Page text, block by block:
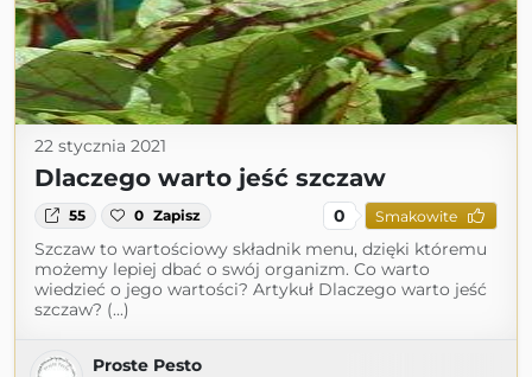
22 stycznia 2021
Dlaczego warto jeść szczaw
55 0 Zapisz 0 Smakowite
Szczaw to wartościowy składnik menu, dzięki któremu
możemy lepiej dbać o swój organizm. Co warto
wiedzieć o jego wartości? Artykuł Dlaczego warto jeść
szczaw? (...)
Proste Pesto